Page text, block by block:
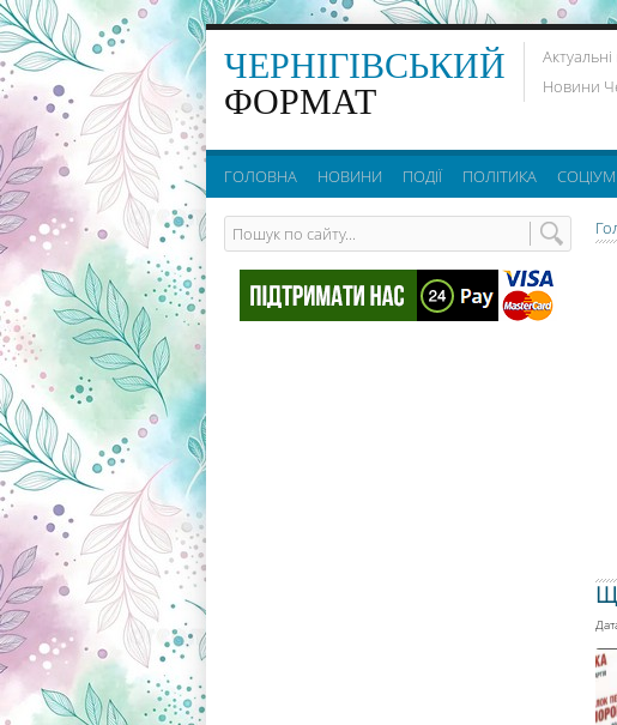
ЧЕРНІГІВСЬКИЙ
ФОРМАТ
Новини
ГОЛОВНА НОВИНИ ПОДІЇ ПОЛІТИКА СОЦІУМ